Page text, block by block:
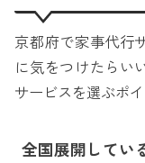
京都府で家事代行
に気をつけたらい
サービスを選ぶポ
全国展開してい